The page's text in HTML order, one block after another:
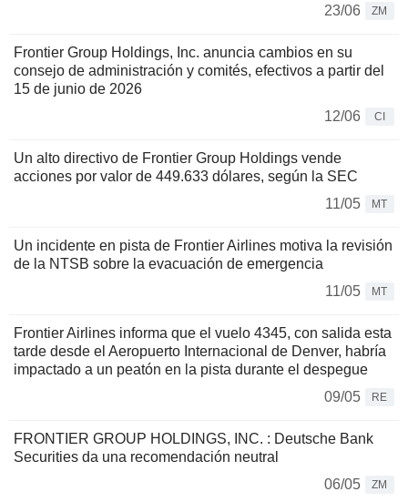
23/06 ZM
Frontier Group Holdings, Inc. anuncia cambios en su
consejo de administración y comités, efectivos a partir del
15 de junio de 2026
12/06
CI
Un alto directivo de Frontier Group Holdings vende
acciones por valor de 449.633 dólares, según la SEC
11/05
MT
Un incidente en pista de Frontier Airlines motiva la revisión
de la NTSB sobre la evacuación de emergencia
11/05
MT
Frontier Airlines informa que el vuelo 4345, con salida esta
tarde desde el Aeropuerto Internacional de Denver, habría
impactado a un peatón en la pista durante el despegue
09/05
RE
FRONTIER GROUP HOLDINGS, INC. : Deutsche Bank
Securities da una recomendación neutral
06/05
ZM